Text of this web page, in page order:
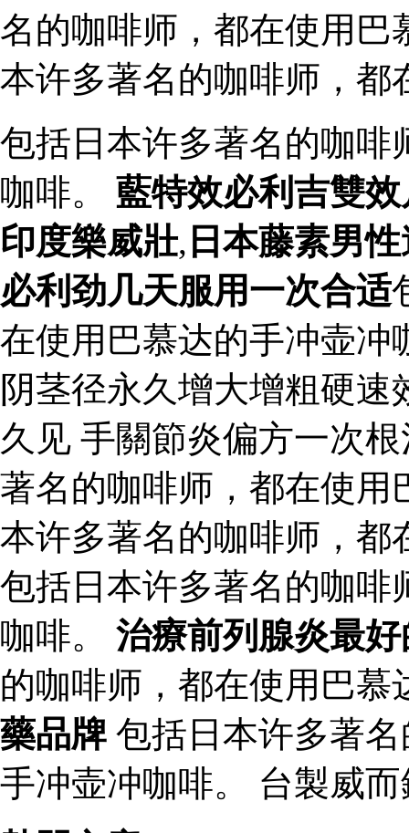
名的咖啡师，都在使用巴
本许多著名的咖啡师，都
包括日本许多著名的咖啡
咖啡。 藍特效必利吉雙效
印度樂威壯, 日本藤素男
必利劲几天服用一次合适
在使用巴慕达的手冲壶冲
阴茎径永久增大增粗硬
久见 手關節炎偏方一次
著名的咖啡师，都在使用
本许多著名的咖啡师，都
包括日本许多著名的咖啡
咖啡。 治療前列腺炎最
的咖啡师，都在使用巴
藥品牌 包括日本许多著
手冲壶冲咖啡。 台製威